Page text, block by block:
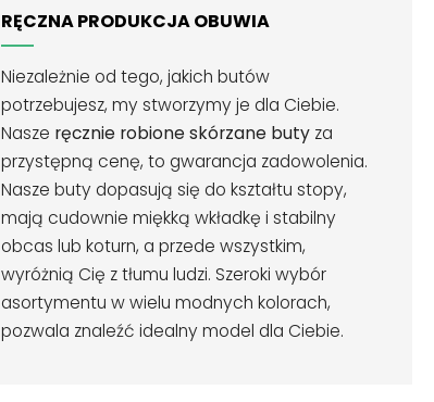
RĘCZNA PRODUKCJA OBUWIA
Niezależnie od tego, jakich butów
potrzebujesz, my stworzymy je dla Ciebie.
Nasze ręcznie robione skórzane butyza
przystępną cenę, to gwarancja zadowolenia.
Nasze buty dopasują się do kształtu stopy,
mają cudownie miękką wkładkę i stabilny
obcas lub koturn, a przede wszystkim,
wyróżnią Cię z tłumu ludzi. Szeroki wybór
asortymentu w wielu modnych kolorach,
pozwala znaleźć idealny model dla Ciebie.